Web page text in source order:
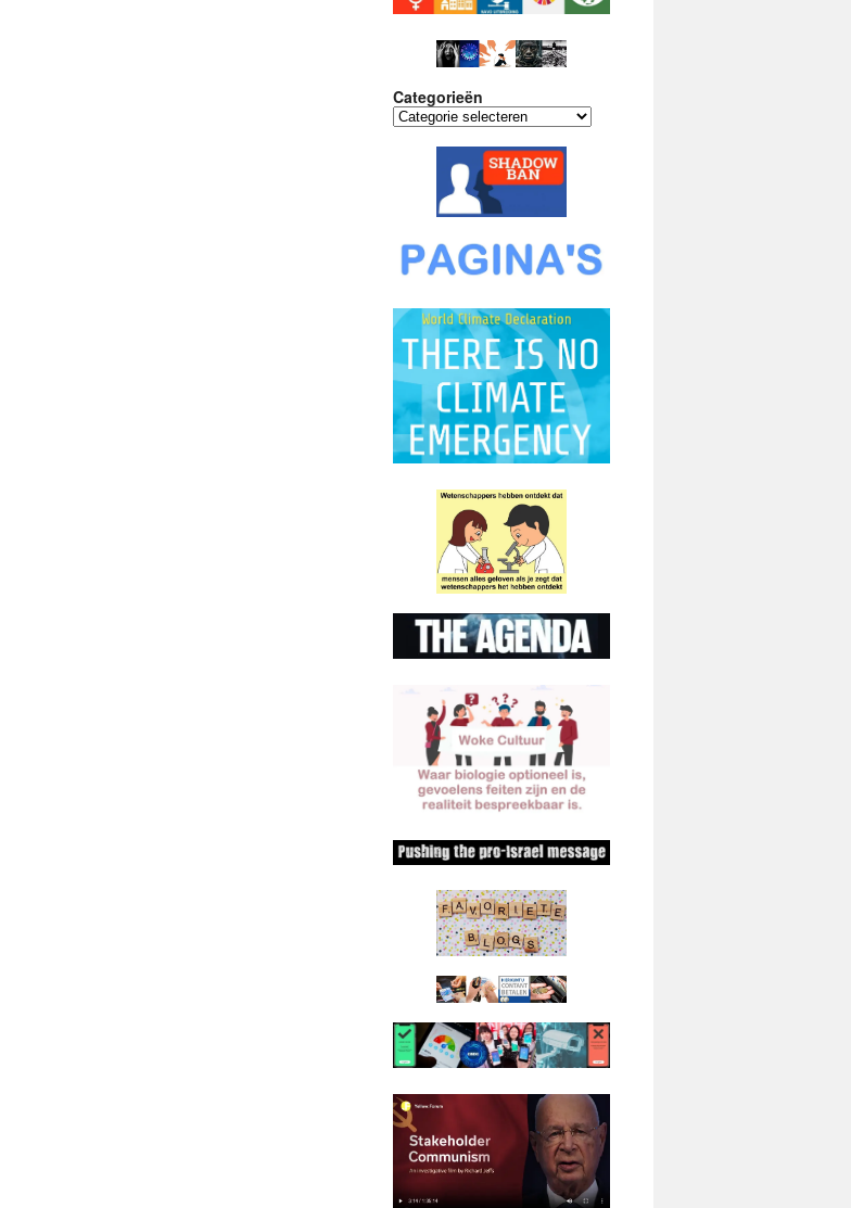
Categorieën
Categorieën